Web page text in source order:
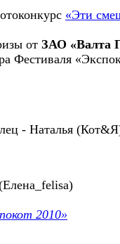
«Эти
от ЗАО «Валта
Фестиваля
- Наталья
2010»